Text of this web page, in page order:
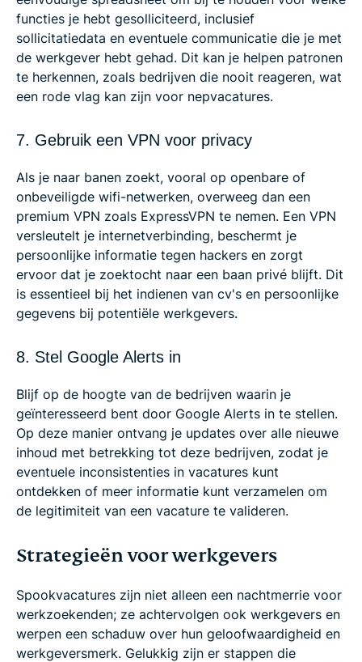
functies je hebt gesolliciteerd, inclusief
sollicitatiedata en eventuele communicatie die je met
de werkgever hebt gehad. Dit kan je helpen patronen
te herkennen, zoals bedrijven die nooit reageren, wat
een rode vlag kan zijn voor nepvacatures.
7. Gebruik een VPN voor privacy
Als je naar banen zoekt, vooral op openbare of
onbeveiligde wifi-netwerken, overweeg dan een
premium VPN zoals ExpressVPN te nemen. Een VPN
versleutelt je internetverbinding, beschermt je
persoonlijke informatie tegen hackers en zorgt
ervoor dat je zoektocht naar een baan privé blijft. Dit
is essentieel bij het indienen van cv's en persoonlijke
gegevens bij potentiële werkgevers.
8. Stel Google Alerts in
Blijf op de hoogte van de bedrijven waarin je
geïnteresseerd bent door Google Alerts in te stellen.
Op deze manier ontvang je updates over alle nieuwe
inhoud met betrekking tot deze bedrijven, zodat je
eventuele inconsistenties in vacatures kunt
ontdekken of meer informatie kunt verzamelen om
de legitimiteit van een vacature te valideren.
Strategieën voor werkgevers
Spookvacatures zijn niet alleen een nachtmerrie voor
werkzoekenden; ze achtervolgen ook werkgevers en
werpen een schaduw over hun geloofwaardigheid en
werkgeversmerk. Gelukkig zijn er stappen die